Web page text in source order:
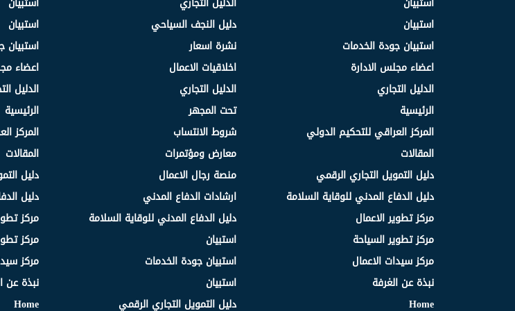
استبيان
استبيان جودة الخدمات
اعضاء مجلس الادارة
الدليل التجاري
الرئيسية
المركز العراقي للتحكيم الدولي
المقالات
دليل التمويل التجاري الرقمي
دليل الدفاع المدني للوقاية السلامة
مركز تطوير الاعمال
مركز تطوير السياحة
مركز سيدات الاعمال
نبذة عن الغرفة
Home
دليل النجف السياحي
نشرة اسعار
اخلاقيات الاعمال
الدليل التجاري
تحت المجهر
شروط الانتساب
معارض ومؤتمرات
منصة رجال الاعمال
ارشادات الدفاع المدني
دليل الدفاع المدني للوقاية السلامة
استبيان
استبيان جودة الخدمات
استبيان
دليل التمويل التجاري الرقمي
استبيان
استبيان
اعضاء
الدليل
الرئيسية
المركز
المقالات
دليل
دليل
مركز
مركز
مركز
نبذة عن
Home